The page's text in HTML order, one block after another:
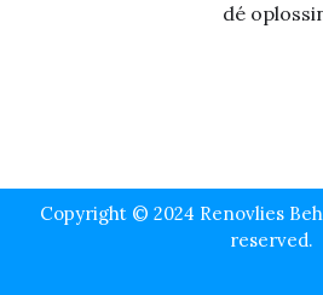
dé
Copyright © 2024 Renovlies
reserved.